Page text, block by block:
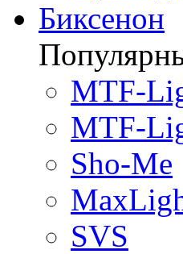
Биксенон
MTF-
MTF-
Sho-Me
SVS